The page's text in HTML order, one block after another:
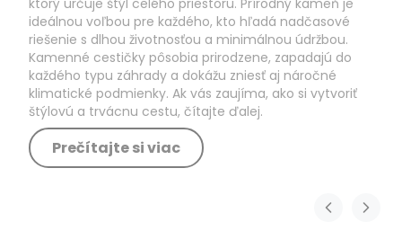
ideálnou voľbou pre každého, kto hľadá nadčasové
riešenie s dlhou životnosťou a minimálnou údržbou.
Kamenné cestičky pôsobia prirodzene, zapadajú do
každého typu záhrady a dokážu zniesť aj náročné
klimatické podmienky. Ak vás zaujíma, ako si vytvoriť
štýlovú a trvácnu cestu, čítajte ďalej.
Prečítajte si viac